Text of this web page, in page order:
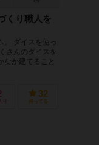
くり職人を
。 ダイスを使っ
さんのダイスを
なか建てること
り
32
持ってる